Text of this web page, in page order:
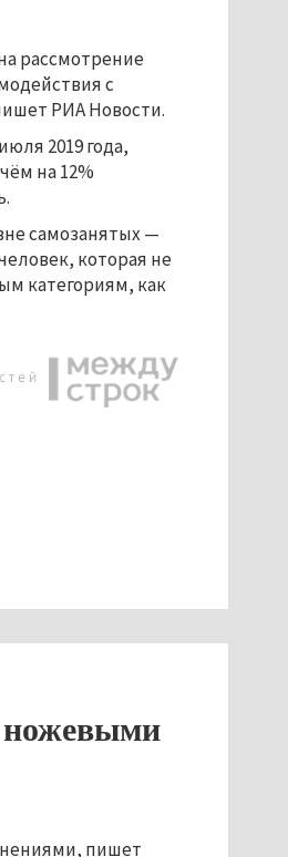
рассмотрение
с
РИА Новости.
2019 года,
на 12%
самозанятых —
которая не
категориям, как
ножевыми
пишет